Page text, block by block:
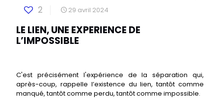
2 29 avril 2024
LE LIEN, UNE EXPERIENCE DE
L’IMPOSSIBLE
C'est précisément l'expérience de la séparation qui,
après-coup, rappelle l’existence du lien, tantôt comme
manqué, tantôt comme perdu, tantôt comme impossible.